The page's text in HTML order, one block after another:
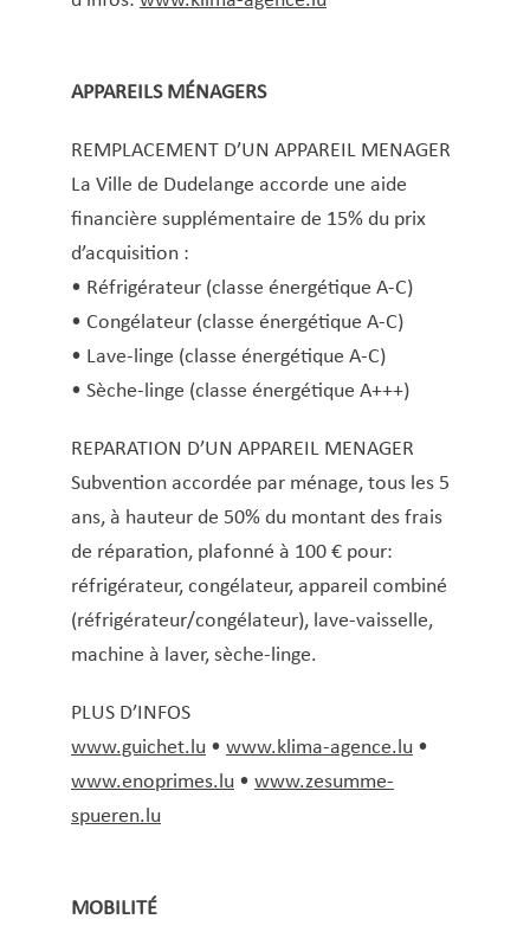
APPAREILS MÉNAGERS
REMPLACEMENT D’UN APPAREIL MENAGER
La Ville de Dudelange accorde une aide
financière supplémentaire de 15% du prix
d’acquisition :
• Réfrigérateur (classe énergétique A-C)
• Congélateur (classe énergétique A-C)
• Lave-linge (classe énergétique A-C)
• Sèche-linge (classe énergétique A+++)
REPARATION D’UN APPAREIL MENAGER
Subvention accordée par ménage, tous les 5
ans, à hauteur de 50% du montant des frais
de réparation, plafonné à 100 € pour:
réfrigérateur, congélateur, appareil combiné
(réfrigérateur/congélateur), lave-vaisselle,
machine à laver, sèche-linge.
PLUS D’INFOS
www.guichet.lu• www.klima-agence.lu•
www.enoprimes.lu• www.zesumme-
spueren.lu
MOBILITÉ